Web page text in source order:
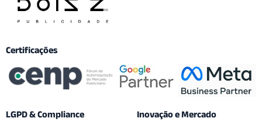
Certificações
LGPD & Compliance Inovação e Mercado